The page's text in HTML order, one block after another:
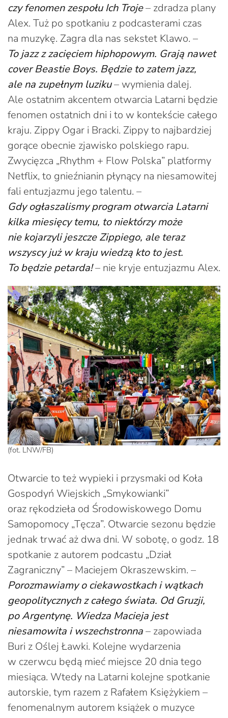
czy fenomen zespołu Ich Troje– zdradza plany
Alex. Tuż po spotkaniu z podcasterami czas
na muzykę. Zagra dla nas sekstet Klawo. –
To jazz z zacięciem hiphopowym. Grają nawet
cover Beastie Boys. Będzie to zatem jazz,
ale na zupełnym luziku– wymienia dalej.
Ale ostatnim akcentem otwarcia Latarni będzie
fenomen ostatnich dni i to w kontekście całego
kraju. Zippy Ogar i Bracki. Zippy to najbardziej
gorące obecnie zjawisko polskiego rapu.
Zwycięzca „Rhythm + Flow Polska” platformy
Netflix, to gnieźnianin płynący na niesamowitej
fali entuzjazmu jego talentu. –
Gdy ogłaszalismy program otwarcia Latarni
kilka miesięcy temu, to niektórzy może
nie kojarzyli jeszcze Zippiego, ale teraz
wszyscy już w kraju wiedzą kto to jest.
To będzie petarda!– nie kryje entuzjazmu Alex.
(fot. LNW/FB)
Otwarcie to też wypieki i przysmaki od Koła
Gospodyń Wiejskich „Smykowianki”
oraz rękodzieła od Środowiskowego Domu
Samopomocy „Tęcza”. Otwarcie sezonu będzie
jednak trwać aż dwa dni. W sobotę, o godz. 18
spotkanie z autorem podcastu „Dział
Zagraniczny” – Maciejem Okraszewskim. –
Porozmawiamy o ciekawostkach i wątkach
geopolitycznych z całego świata. Od Gruzji,
po Argentynę. Wiedza Macieja jest
niesamowita i wszechstronna– zapowiada
Buri z Oślej Ławki. Kolejne wydarzenia
w czerwcu będą mieć miejsce 20 dnia tego
miesiąca. Wtedy na Latarni kolejne spotkanie
autorskie, tym razem z Rafałem Księżykiem –
fenomenalnym autorem książek o muzyce